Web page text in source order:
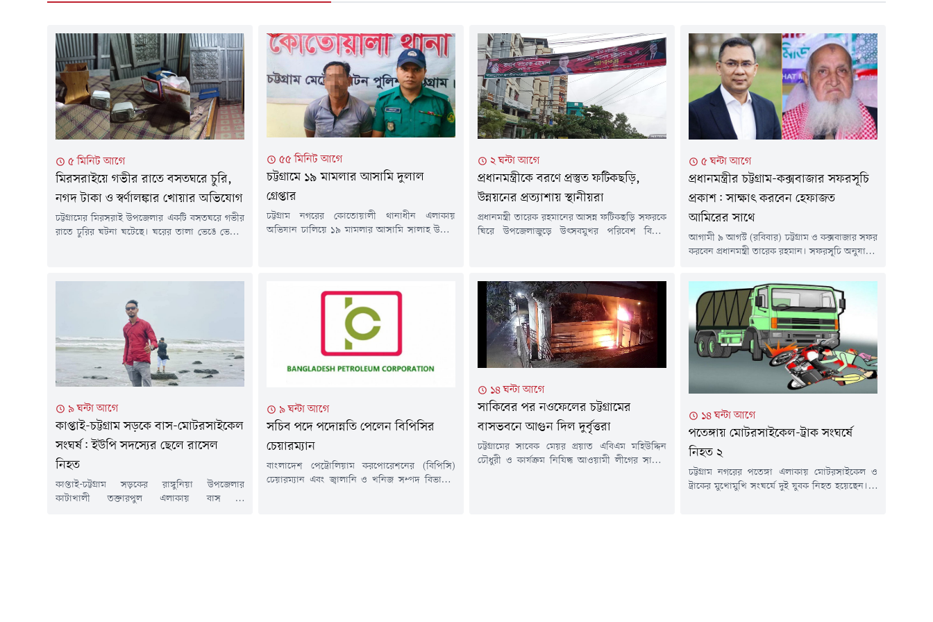
৫ মিনিট আগে
মিরসরাইয়ে গভীর রাতে বসতঘরে চুরি,
নগদ টাকা ও স্বর্ণালঙ্কার খোয়ার অভিযোগ
চট্টগ্রামের মিরসরাই উপজেলার একটি বসতঘরে গভীর
রাতে চুরির ঘটনা ঘটেছে। ঘরের তালা ভেঙে ভেতরে
আমিন বাড়িতে মৃত আক্তার হোসেনের বসতঘরে এ
৫৫ মিনিট আগে
চট্টগ্রামে ১৯ মামলার আসামি দুলাল
গ্রেপ্তার
চট্টগ্রাম নগরের কোতোয়ালী থানাধীন এলাকায়
অভিযান চালিয়ে ১৯ মামলার আসামি সালাহ উদ্দীন
এলাকার বাসিন্দা।অভিযানে নেতৃত্ব দেওয়া
কোতোয়ালী থানার উপপরিদর্শক (এসআই) মো.
সেকান্তর মিয়া জানান, সালাহ উদ্দীন...
২ ঘন্টা আগে
প্রধানমন্ত্রীকে বরণে প্রস্তুত ফটিকছড়ি,
উন্নয়নের প্রত্যাশায় স্থানীয়রা
প্রধানমন্ত্রী তারেক রহমানের আসন্ন ফটিকছড়ি সফরকে
ঘিরে উপজেলাজুড়ে উৎসবমুখর পরিবেশ বিরাজ
অন্যদিকে স্থানীয়দের প্রত্যাশা, এ সফরের মাধ্যমে
ফটিকছড়ির দীর্ঘদিনের উন্নয়ন-সংক্রান্ত দাবিগুলো
বাস্তবায়নের পথ সুগম হবে।শুক্রবার (৭ আগস্ট)
সরেজমিনে দেখা যায়, উপজেলার...
৫ ঘন্টা আগে
প্রধানমন্ত্রীর চট্টগ্রাম-কক্সবাজার সফরসূচি
প্রকাশ: সাক্ষাৎ করবেন হেফাজত
আমিরের সাথে
আগামী ৯ আগস্ট (রবিবার) চট্টগ্রাম ও কক্সবাজার সফর
করবেন প্রধানমন্ত্রী তারেক রহমান। সফরসূচি অনুযায়ী,
আজিজুল উলুম বাবুনগর মাদ্রাসায় হেফাজতে
ইসলামের আমির আল্লামা শাহ মুহিব্বুল্লাহ বাবুনগরীর
সঙ্গে সৌজন্য সাক্ষাৎ ও কুশল বিনিময় করবেন তিনি।
প্রধানমন্ত্রীর কার্যালয়ের প্রটোকল শাখা থেকে প্রকাশিত
সূচি অনুযায়ী, সফরের দিন সকাল ৮টা ৪৫ মিনিটে...
৯ ঘন্টা আগে
কাপ্তাই-চট্টগ্রাম সড়কে বাস-মোটরসাইকেল
সংঘর্ষ: ইউপি সদস্যের ছেলে রাসেল
নিহত
কাপ্তাই-চট্টগ্রাম সড়কের রাঙ্গুনিয়া উপজেলার
কাটাখালী তক্তারপুল এলাকায় বাস ও
৯ ঘন্টা আগে
সচিব পদে পদোন্নতি পেলেন বিপিসির
চেয়ারম্যান
বাংলাদেশ পেট্রোলিয়াম করপোরেশনের (বিপিসি)
চেয়ারম্যান এবং জ্বালানি ও খনিজ সম্পদ বিভাগের
১৪ ঘন্টা আগে
সাকিবের পর নওফেলের চট্টগ্রামের
বাসভবনে আগুন দিল দুর্বৃত্তরা
চট্টগ্রামের সাবেক মেয়র প্রয়াত এবিএম মহিউদ্দিন
চৌধুরী ও কার্যক্রম নিষিদ্ধ আওয়ামী লীগের সাবেক
১৪ ঘন্টা আগে
পতেঙ্গায় মোটরসাইকেল-ট্রাক সংঘর্ষে
নিহত ২
চট্টগ্রাম নগরের পতেঙ্গা এলাকায় মোটরসাইকেল ও
ট্রাকের মুখোমুখি সংঘর্ষে দুই যুবক নিহত হয়েছেন। এ